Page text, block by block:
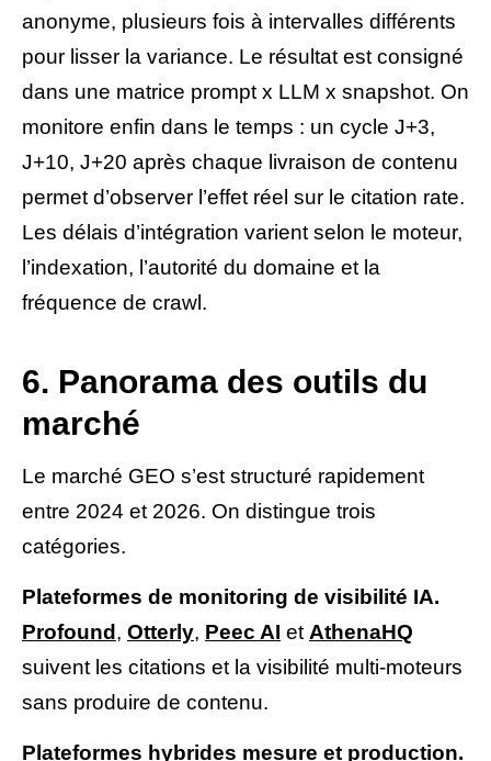
anonyme, plusieurs fois à intervalles différents
pour lisser la variance. Le résultat est consigné
dans une matrice prompt x LLM x snapshot. On
monitore enfin dans le temps : un cycle J+3,
J+10, J+20 après chaque livraison de contenu
permet d’observer l’effet réel sur le citation rate.
Les délais d’intégration varient selon le moteur,
l’indexation, l’autorité du domaine et la
fréquence de crawl.
6. Panorama des outils du
marché
Le marché GEO s’est structuré rapidement
entre 2024 et 2026. On distingue trois
catégories.
Plateformes de monitoring de visibilité IA.
Profound , Otterly, Peec AI et AthenaHQ
suivent les citations et la visibilité multi-moteurs
sans produire de contenu.
Plateformes hybrides mesure et production.